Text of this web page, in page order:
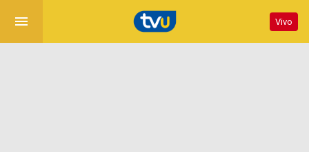
menu Vivo